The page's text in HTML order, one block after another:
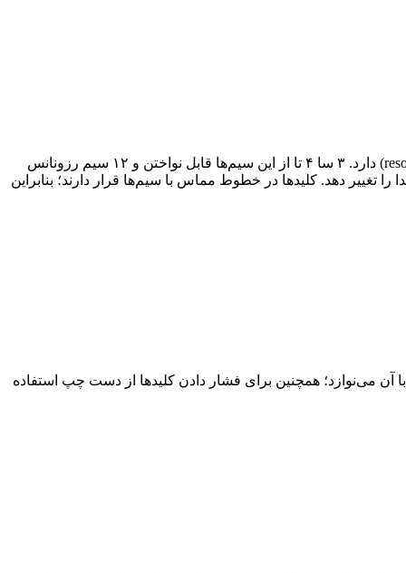
نیکل هارپای مدرن و کروماتیک دارای ۱۶ سیم است؛ ۳ سیم ملودی (melody string)، یک سیم زیر (drone string) و ۱۲ تا سیم رزونانس (resonance) دارد. ۳ سا ۴ تا از این سیم‌ها قابل نواختن و ۱۲ سیم رزونانس
زیر و بمی صدا را تغییر دهد. کلیدها در خطوط مماس با سیم‌ها قرار دارند؛ بنابراین
آن می‌نوازد؛ همچنین برای فشار دادن کلیدها از دست چپ استفاده